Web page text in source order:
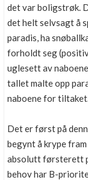
det var boligstrøk.
det helt selvsagt å
paradis, ha
forholdt seg
uglesett av
tallet malte opp
naboene for
Det er først på
begynt å krype
absolutt førsterett
behov har B-